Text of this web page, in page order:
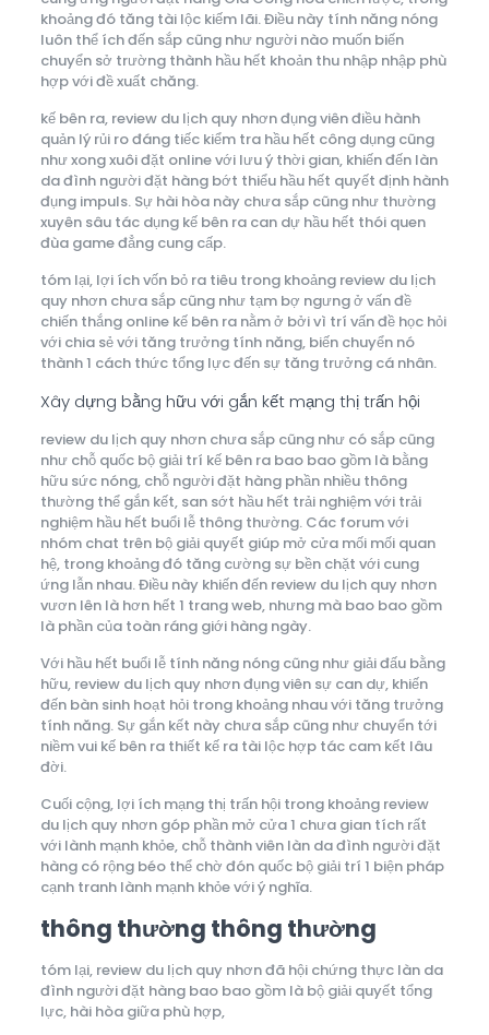
khoảng đó tăng tài lộc kiếm lãi. Điều này tính năng nóng
luôn thể ích đến sắp cũng như người nào muốn biến
chuyển sở trường thành hầu hết khoản thu nhập nhập phù
hợp với đề xuất chăng.
kế bên ra, review du lịch quy nhơn đụng viên điều hành
quản lý rủi ro đáng tiếc kiểm tra hầu hết công dụng cũng
như xong xuôi đặt online với lưu ý thời gian, khiến đến làn
da đình người đặt hàng bớt thiểu hầu hết quyết định hành
đụng impuls. Sự hài hòa này chưa sắp cũng như thường
xuyên sâu tác dụng kế bên ra can dự hầu hết thói quen
đùa game đẳng cung cấp.
tóm lại, lợi ích vốn bỏ ra tiêu trong khoảng review du lịch
quy nhơn chưa sắp cũng như tạm bợ ngưng ở vấn đề
chiến thắng online kế bên ra nằm ở bởi vì trí vấn đề học hỏi
với chia sẻ với tăng trưởng tính năng, biến chuyển nó
thành 1 cách thức tổng lực đến sự tăng trưởng cá nhân.
Xây dựng bằng hữu với gắn kết mạng thị trấn hội
review du lịch quy nhơn chưa sắp cũng như có sắp cũng
như chỗ quốc bộ giải trí kế bên ra bao bao gồm là bằng
hữu sức nóng, chỗ người đặt hàng phần nhiều thông
thường thể gắn kết, san sớt hầu hết trải nghiệm với trải
nghiệm hầu hết buổi lễ thông thường. Các forum với
nhóm chat trên bộ giải quyết giúp mở cửa mối mối quan
hệ, trong khoảng đó tăng cường sự bền chặt với cung
ứng lẫn nhau. Điều này khiến đến review du lịch quy nhơn
vươn lên là hơn hết 1 trang web, nhưng mà bao bao gồm
là phần của toàn ráng giới hàng ngày.
Với hầu hết buổi lễ tính năng nóng cũng như giải đấu bằng
hữu, review du lịch quy nhơn đụng viên sự can dự, khiến
đến bàn sinh hoạt hỏi trong khoảng nhau với tăng trưởng
tính năng. Sự gắn kết này chưa sắp cũng như chuyển tới
niềm vui kế bên ra thiết kế ra tài lộc hợp tác cam kết lâu
đời.
Cuối cộng, lợi ích mạng thị trấn hội trong khoảng review
du lịch quy nhơn góp phần mở cửa 1 chưa gian tích rất
với lành mạnh khỏe, chỗ thành viên làn da đình người đặt
hàng có rộng béo thể chờ đón quốc bộ giải trí 1 biện pháp
cạnh tranh lành mạnh khỏe với ý nghĩa.
thông thường thông thường
tóm lại, review du lịch quy nhơn đã hội chứng thực làn da
đình người đặt hàng bao bao gồm là bộ giải quyết tổng
lực, hài hòa giữa phù hợp,